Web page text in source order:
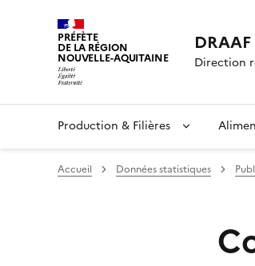
PRÉFÈTE
DE LA RÉGION
NOUVELLE-AQUITAINE Direction
Production & Filières
Accueil Données statistiques